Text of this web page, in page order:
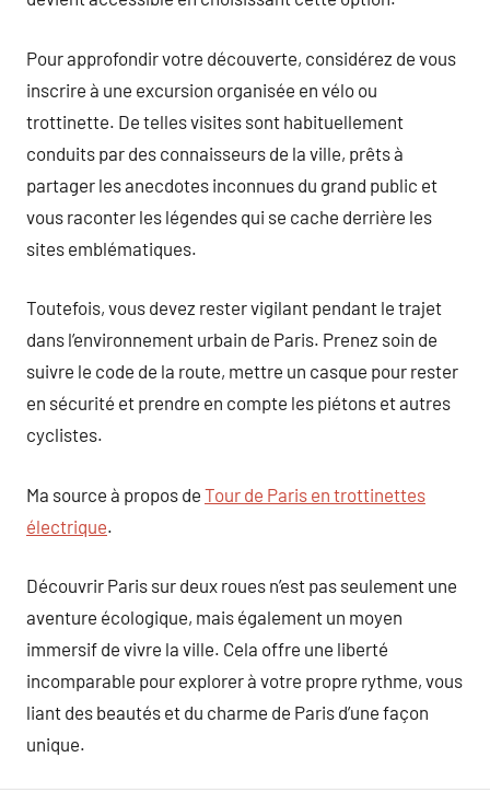
Pour approfondir votre découverte, considérez de vous
inscrire à une excursion organisée en vélo ou
trottinette. De telles visites sont habituellement
conduits par des connaisseurs de la ville, prêts à
partager les anecdotes inconnues du grand public et
vous raconter les légendes qui se cache derrière les
sites emblématiques.
Toutefois, vous devez rester vigilant pendant le trajet
dans l’environnement urbain de Paris. Prenez soin de
suivre le code de la route, mettre un casque pour rester
en sécurité et prendre en compte les piétons et autres
cyclistes.
Ma source à propos de Tour de Paris en trottinettes
électrique.
Découvrir Paris sur deux roues n’est pas seulement une
aventure écologique, mais également un moyen
immersif de vivre la ville. Cela offre une liberté
incomparable pour explorer à votre propre rythme, vous
liant des beautés et du charme de Paris d’une façon
unique.